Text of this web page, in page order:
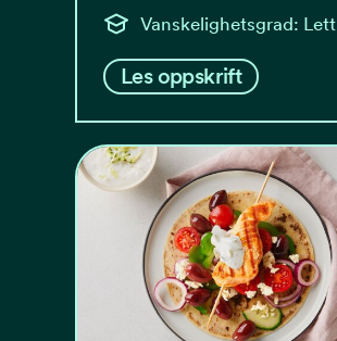
Vanskelighetsgrad: Lett
Les oppskrift